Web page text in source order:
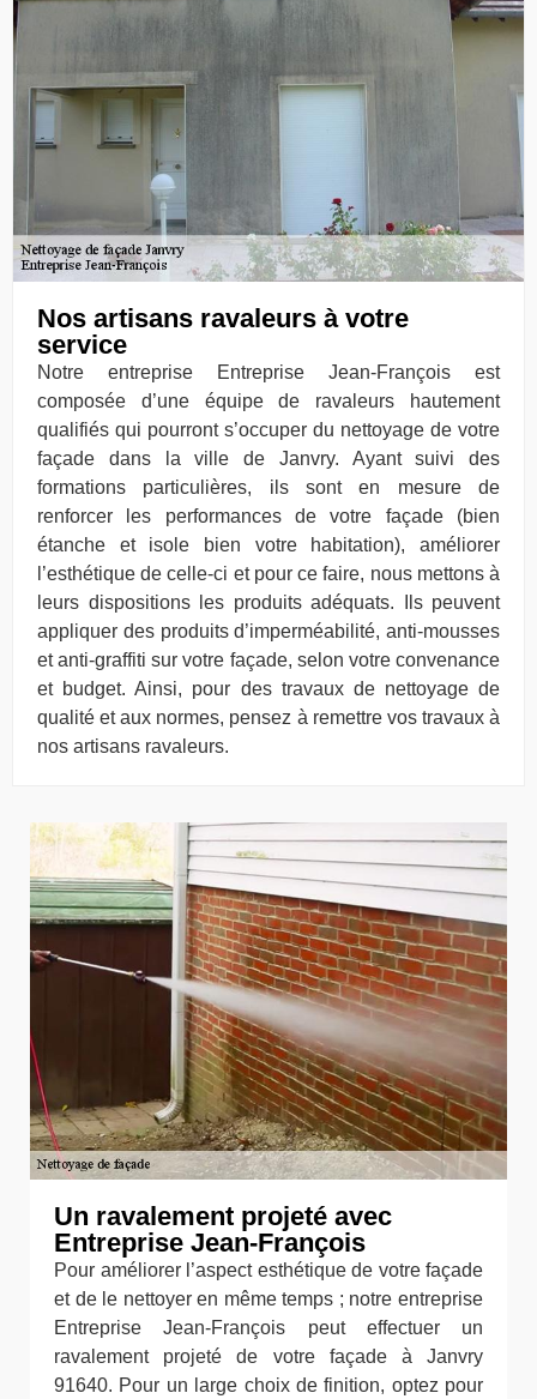
Nos artisans ravaleurs à votre
service
Notre entreprise Entreprise Jean-François est
composée d’une équipe de ravaleurs hautement
qualifiés qui pourront s’occuper du nettoyage de votre
façade dans la ville de Janvry. Ayant suivi des
formations particulières, ils sont en mesure de
renforcer les performances de votre façade (bien
étanche et isole bien votre habitation), améliorer
l’esthétique de celle-ci et pour ce faire, nous mettons à
leurs dispositions les produits adéquats. Ils peuvent
appliquer des produits d’imperméabilité, anti-mousses
et anti-graffiti sur votre façade, selon votre convenance
et budget. Ainsi, pour des travaux de nettoyage de
qualité et aux normes, pensez à remettre vos travaux à
nos artisans ravaleurs.
Un ravalement projeté avec
Entreprise Jean-François
Pour améliorer l’aspect esthétique de votre façade
et de le nettoyer en même temps ; notre entreprise
Entreprise Jean-François peut effectuer un
ravalement projeté de votre façade à Janvry
91640. Pour un large choix de finition, optez pour